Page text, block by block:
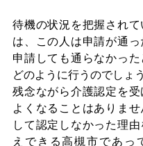
待機の状況を把握され
は、この人は申請が通
申請しても通らなかっ
どのように行うのでしょ
残念ながら介護認定を
よくなることはありま
して認定しなかった理
えできる高槻市であっ